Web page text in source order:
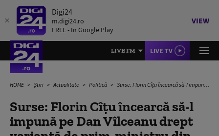
Digi24
m.digi24.ro
FREE - In Google Play
VIEW
LIVE FM LIVE TV
HOME Știri Actualitate Politică Surse: Florin Cîțu încearcă să-l impună pe Dan Vîlceanu drept variantă de prim-ministru din partea PNL
Surse: Florin Cîțu încearcă să-l
impună pe Dan Vîlceanu drept